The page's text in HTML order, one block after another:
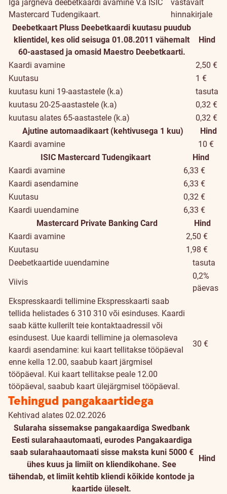
Iga järgneva deebetkaardi avamine V.a ISIC
Mastercard Tudengikaart.
vastavalt
hinnakirjale
Deebetkaart Pluss Deebetkaardi kuutasu puudub
klientidel, kes olid seisuga 01.08.2011 vähemalt
60-aastased ja omasid Maestro Deebetkaarti.
Hind
Kaardi avamine
2,50 €
Kuutasu
1 €
kuutasu kuni 19-aastastele (k.a)
tasuta
kuutasu 20-25-aastastele (k.a)
0,32 €
kuutasu alates 65-aastastele (k.a)
0,32 €
Ajutine automaadikaart (kehtivusega 1 kuu)
Hind
Kaardi avamine
10 €
ISIC Mastercard Tudengikaart
Hind
Kaardi avamine
6,33 €
Kaardi asendamine
6,33 €
Kuutasu
0,32 €
Kaardi uuendamine
6,33 €
Mastercard Private Banking Card
Hind
Kaardi avamine
2,50 €
Kuutasu
1,98 €
Deebetkaartide uuendamine
tasuta
Viivis
0,2%
päevas
Ekspresskaardi tellimine Ekspresskaarti saab
tellida helistades 6 310 310 või esinduses. Kaardi
saab kätte kullerilt teie kontaktaadressil või
esindusest. Uue kaardi tellimine ja olemasoleva
kaardi asendamine: kui kaart tellitakse tööpäeval
enne kella 12.00, saabub kaart järgmisel
tööpäeval. Kui kaart tellitakse peale 12.00
tööpäeval, saabub kaart ülejärgmisel tööpäeval.
30 €
Tehingud pangakaartidega
Kehtivad alates 02.02.2026
Sularaha sissemakse pangakaardiga Swedbank
Eesti sularahaautomaati, eurodes Pangakaardiga
saab sularahaautomaati sisse maksta kuni 5000 €
ühes kuus ja limiit on kliendikohane. See
tähendab, et limiit kehtib kliendi kõikide kontode ja
kaartide üleselt.
Hind